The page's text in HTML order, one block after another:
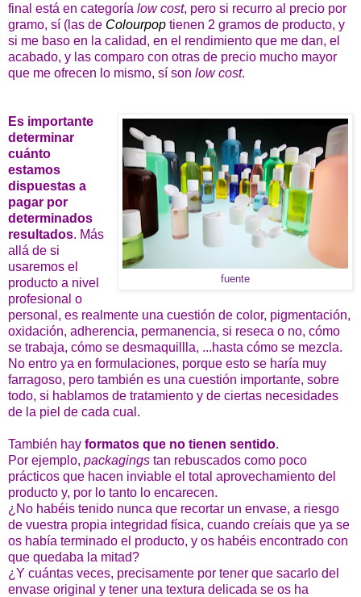
final está en categoría low cost, pero si recurro al precio por
gramo, sí (las de Colourpop tienen 2 gramos de producto, y
si me baso en la calidad, en el rendimiento que me dan, el
acabado, y las comparo con otras de precio mucho mayor
que me ofrecen lo mismo, sí son low cost.
fuente
Es importante
determinar
cuánto
estamos
dispuestas a
pagar por
determinados
resultados. Más
allá de si
usaremos el
producto a nivel
profesional o
personal, es realmente una cuestión de color, pigmentación,
oxidación, adherencia, permanencia, si reseca o no, cómo
se trabaja, cómo se desmaquillla, ...hasta cómo se mezcla.
No entro ya en formulaciones, porque esto se haría muy
farragoso, pero también es una cuestión importante, sobre
todo, si hablamos de tratamiento y de ciertas necesidades
de la piel de cada cual.
También hay formatos que no tienen sentido.
Por ejemplo, packagings tan rebuscados como poco
prácticos que hacen inviable el total aprovechamiento del
producto y, por lo tanto lo encarecen.
¿No habéis tenido nunca que recortar un envase, a riesgo
de vuestra propia integridad física, cuando creíais que ya se
os había terminado el producto, y os habéis encontrado con
que quedaba la mitad?
¿Y cuántas veces, precisamente por tener que sacarlo del
envase original y tener una textura delicada se os ha